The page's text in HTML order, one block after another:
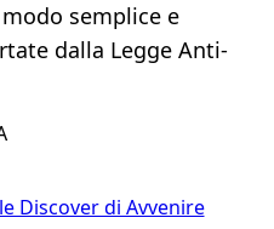
semplice e
dalla Legge Anti-
Discover di Avvenire